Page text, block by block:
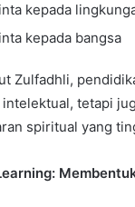
kepada
kepada bangsa
Zulfadhli,
intelektual, tetapi
spiritual yang